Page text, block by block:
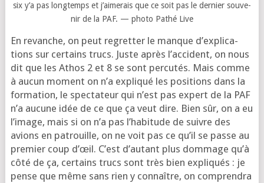
six y’a pas long­temps et j’ai­me­rais que ce soit pas le der­nier sou­ve­
nir de la PAF. — pho­to Pathé Live
En revanche, on peut regret­ter le manque d’ex­pli­ca­
tions sur cer­tains trucs. Juste après l’ac­ci­dent, on nous
dit que les Athos 2 et 8 se sont per­cu­tés. Mais comme
à aucun moment on n’a expli­qué les posi­tions dans la
for­ma­tion, le spec­ta­teur qui n’est pas expert de la PAF
n’a aucune idée de ce que ça veut dire. Bien sûr, on a eu
l’i­mage, mais si on n’a pas l’ha­bi­tude de suivre des
avions en patrouille, on ne voit pas ce qu’il se passe au
pre­mier coup d’œil. C’est d’au­tant plus dom­mage qu’à
côté de ça, cer­tains trucs sont très bien expli­qués : je
pense que même sans rien y connaître, on com­pren­dra